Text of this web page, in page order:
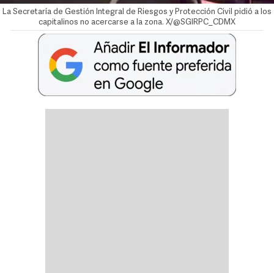
La Secretaría de Gestión Integral de Riesgos y Protección Civil pidió a los
capitalinos no acercarse a la zona. X/@SGIRPC_CDMX